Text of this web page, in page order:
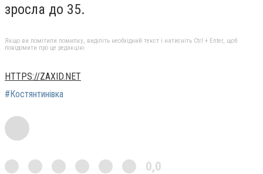
зросла до 35.
Якщо ви помітили помилку, виділіть необхідний текст і натисніть Ctrl + Enter, щоб
повідомити про це редакцію
HTTPS://ZAXID.NET
#Костянтинівка
0,0